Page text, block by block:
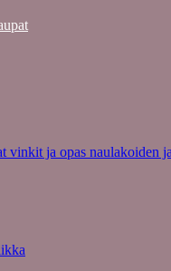
vinkit ja opas naulakoiden